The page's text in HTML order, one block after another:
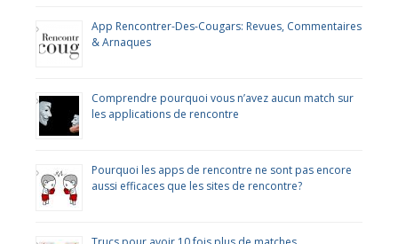
App Rencontrer-Des-Cougars: Revues, Commentaires
& Arnaques
Comprendre pourquoi vous n’avez aucun match sur
les applications de rencontre
Pourquoi les apps de rencontre ne sont pas encore
aussi efficaces que les sites de rencontre?